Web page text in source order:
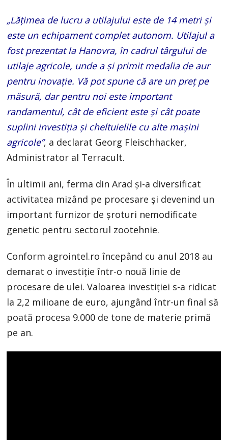
„Lățimea de lucru a utilajului este de 14 metri și
este un echipament complet autonom. Utilajul a
fost prezentat la Hanovra, în cadrul târgului de
utilaje agricole, unde a și primit medalia de aur
pentru inovație. Vă pot spune că are un preț pe
măsură, dar pentru noi este important
randamentul, cât de eficient este și cât poate
suplini investiția și cheltuielile cu alte mașini
agricole”, a declarat Georg Fleischhacker,
Administrator al Terracult.
În ultimii ani, ferma din Arad și-a diversificat
activitatea mizând pe procesare și devenind un
important furnizor de șroturi nemodificate
genetic pentru sectorul zootehnie.
Conform agrointel.ro începând cu anul 2018 au
demarat o investiție într-o nouă linie de
procesare de ulei. Valoarea investiției s-a ridicat
la 2,2 milioane de euro, ajungând într-un final să
poată procesa 9.000 de tone de materie primă
pe an.